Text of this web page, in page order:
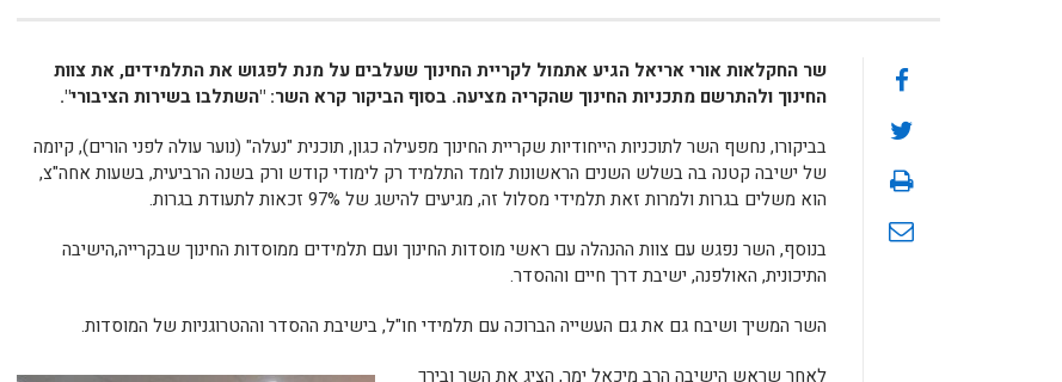
שר החקלאות אורי אריאל הגיע אתמול לקריית החינוך שעלבים על מנת לפגוש את התלמידים, את צוות
החינוך ולהתרשם מתכניות החינוך שהקריה מציעה. בסוף הביקור קרא השר: "השתלבו בשירות הציבורי".
בביקורו, נחשף השר לתוכניות הייחודיות שקריית החינוך מפעילה כגון, תוכנית "נעלה" (נוער עולה לפני הורים), קיומה
של ישיבה קטנה בה בשלש השנים הראשונות לומד התלמיד רק לימודי קודש ורק בשנה הרביעית, בשעות אחה"צ,
הוא משלים בגרות ולמרות זאת תלמידי מסלול זה, מגיעים להישג של 97% זכאות לתעודת בגרות.
בנוסף, השר נפגש עם צוות ההנהלה עם ראשי מוסדות החינוך ועם תלמידים ממוסדות החינוך שבקרייה,הישיבה
התיכונית, האולפנה, ישיבת דרך חיים וההסדר.
השר המשיך ושיבח גם את גם העשייה הברוכה עם תלמידי חו"ל, בישיבת ההסדר וההטרוגניות של המוסדות.
לאחר שראש הישיבה הרב מיכאל ימר, הציג את השר ובירך